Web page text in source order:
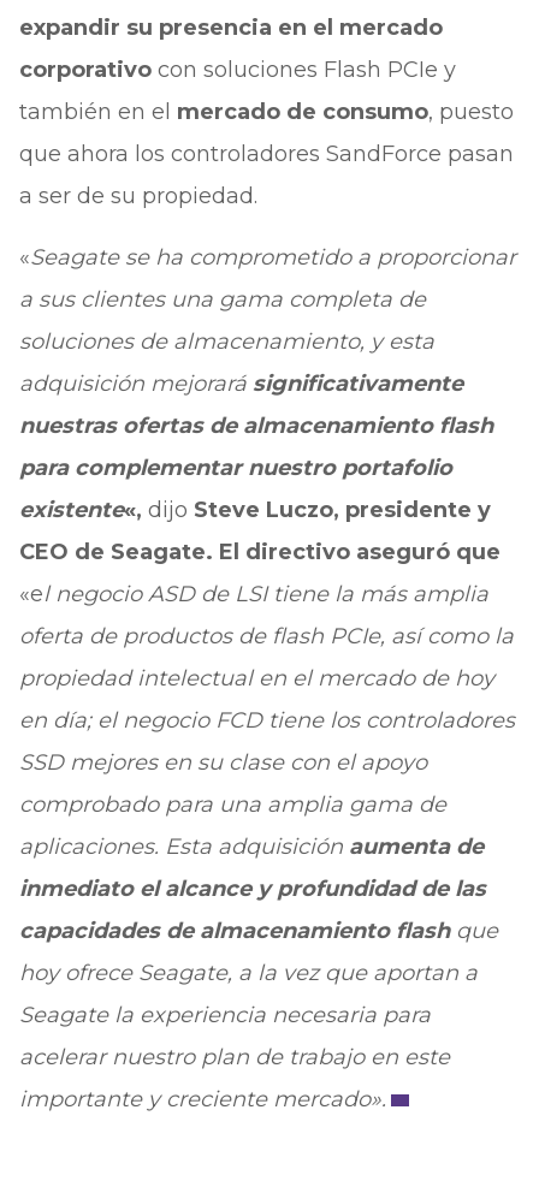
expandir su presencia en el mercado
corporativocon soluciones Flash PCIe y
también en el mercado de consumo, puesto
que ahora los controladores SandForce pasan
a ser de su propiedad.
«Seagate se ha comprometido a proporcionar
a sus clientes una gama completa de
soluciones de almacenamiento, y esta
adquisición mejorarásignificativamente
nuestras ofertas de almacenamiento flash
para complementar nuestro portafolio
existente«, dijo Steve Luczo, presidente y
CEO de Seagate. El directivo aseguró que
«el negocio ASD de LSI tiene la más amplia
oferta de productos de flash PCIe, así como la
propiedad intelectual en el mercado de hoy
en día; el negocio FCD tiene los controladores
SSD mejores en su clase con el apoyo
comprobado para una amplia gama de
aplicaciones. Esta adquisición aumenta de
inmediato el alcance y profundidad de las
capacidades de almacenamiento flash que
hoy ofrece Seagate, a la vez que aportan a
Seagate la experiencia necesaria para
acelerar nuestro plan de trabajo en este
importante y creciente mercado».